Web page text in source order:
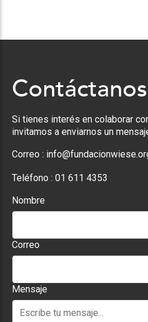
Contáctanos
Si tienes interés en colaborar
invitamos a enviarnos un
Correo :
Teléfono : 01 611 4353
Nombre
Correo
Mensaje